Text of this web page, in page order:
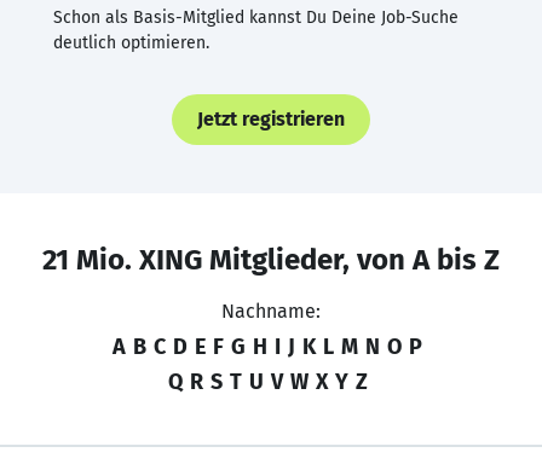
Schon als Basis-Mitglied kannst Du Deine Job-Suche
deutlich optimieren.
Jetzt registrieren
21 Mio. XING Mitglieder, von A bis Z
Nachname:
A B C D E F G H I J K L M N O P
Q R S T U V W X Y Z